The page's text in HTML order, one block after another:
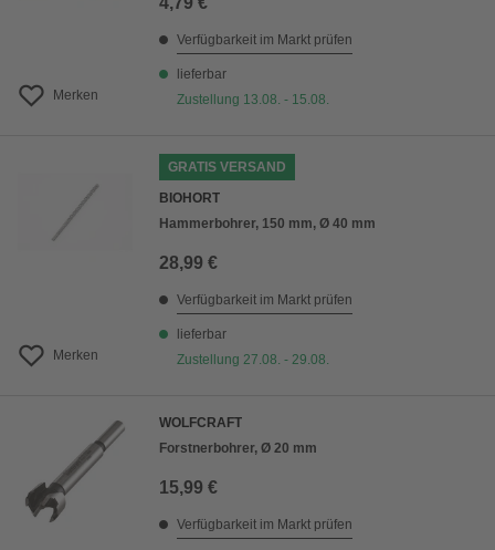
Merken
Verfügbarkeit im Markt prüfen
lieferbar
Zustellung 13.08. - 15.08.
Merken
GRATIS VERSAND
BIOHORT
Hammerbohrer, 150 mm, Ø 40 mm
28,99 €
Verfügbarkeit im Markt prüfen
lieferbar
Zustellung 27.08. - 29.08.
WOLFCRAFT
Forstnerbohrer, Ø 20 mm
15,99 €
Verfügbarkeit im Markt prüfen